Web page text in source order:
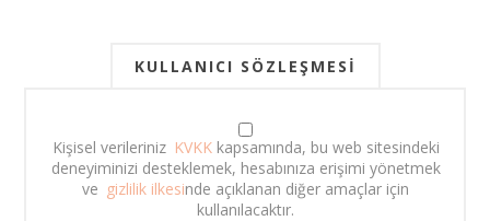
KULLANICI SÖZLEŞMESI
Kişisel verileriniz KVKK kapsamında, bu web sitesindeki
deneyiminizi desteklemek, hesabınıza erişimi yönetmek
ve gizlilik ilkesinde açıklanan diğer amaçlar için
kullanılacaktır.